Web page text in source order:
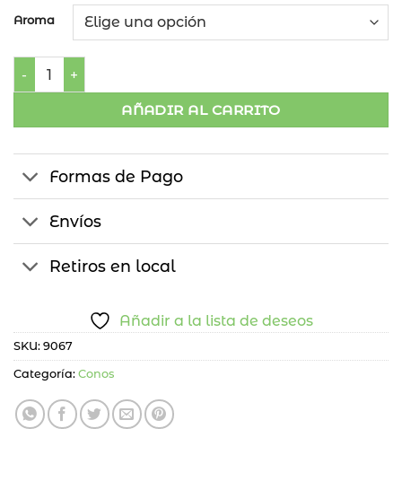
Aroma
Conos De Incienso Largos Lia cantidad
AÑADIR AL CARRITO
Formas de Pago
Envíos
Retiros en local
Añadir a la lista de deseos
SKU: 9067
Categoría: Conos